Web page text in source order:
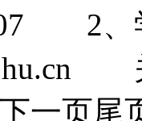
2、
一页尾